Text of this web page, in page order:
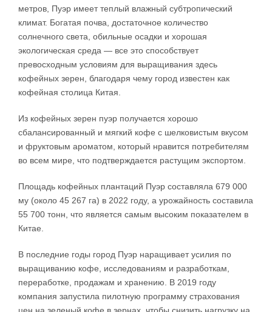
метров, Пуэр имеет теплый влажный субтропический
климат. Богатая почва, достаточное количество
солнечного света, обильные осадки и хорошая
экологическая среда — все это способствует
превосходным условиям для выращивания здесь
кофейных зерен, благодаря чему город известен как
кофейная столица Китая.
Из кофейных зерен пуэр получается хорошо
сбалансированный и мягкий кофе с шелковистым вкусом
и фруктовым ароматом, который нравится потребителям
во всем мире, что подтверждается растущим экспортом.
Площадь кофейных плантаций Пуэр составляла 679 000
му (около 45 267 га) в 2022 году, а урожайность составила
55 700 тонн, что является самым высоким показателем в
Китае.
В последние годы город Пуэр наращивает усилия по
выращиванию кофе, исследованиям и разработкам,
переработке, продажам и хранению. В 2019 году
компания запустила пилотную программу страхования
цен на зеленый кофе в зернах, чтобы снизить нагрузку на